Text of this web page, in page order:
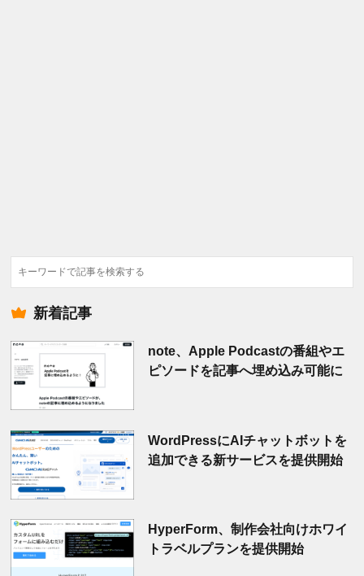
検
索
新着記事
note、Apple Podcastの番組やエ
ピソードを記事へ埋め込み可能に
WordPressにAIチャットボットを
追加できる新サービスを提供開始
HyperForm、制作会社向けホワイ
トラベルプランを提供開始